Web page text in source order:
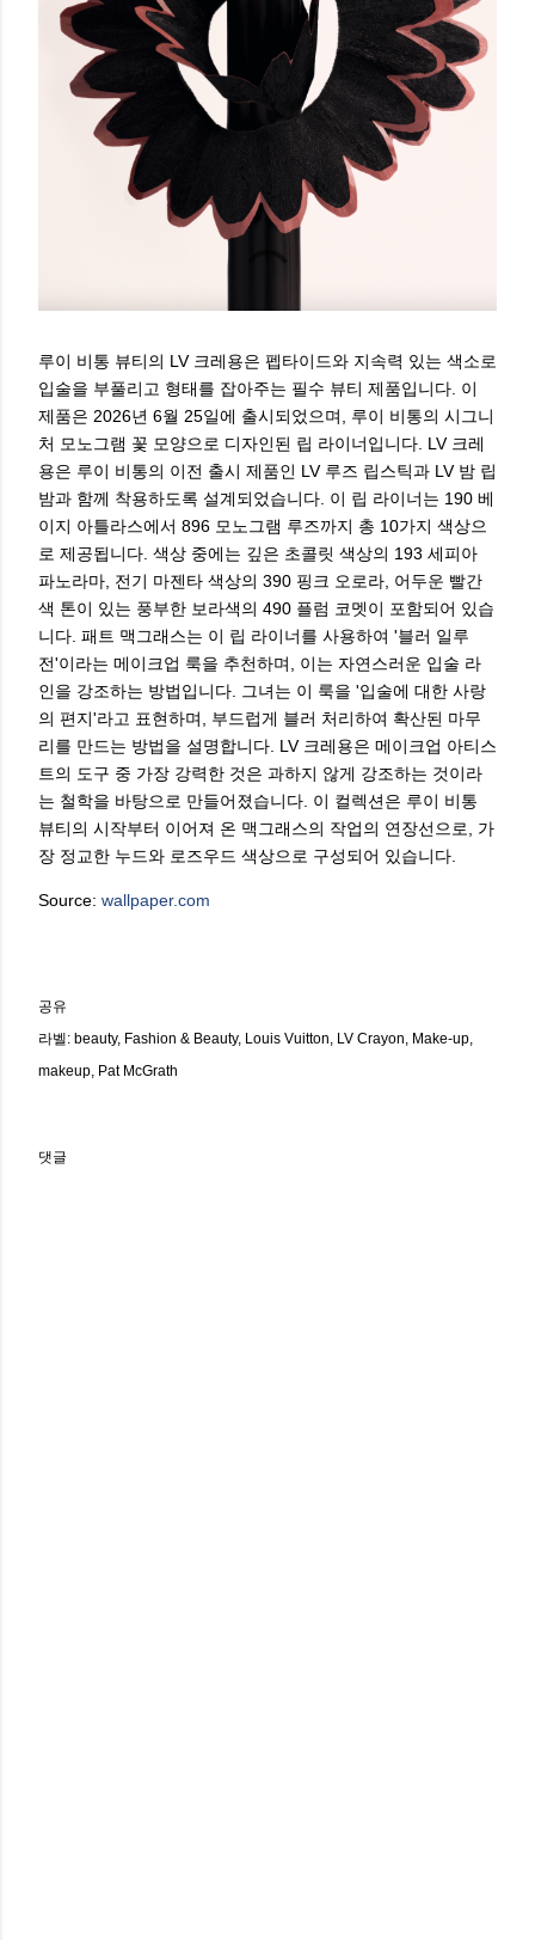
루이 비통 뷰티의 LV 크레용은 펩타이드와 지속력 있는 색소로
입술을 부풀리고 형태를 잡아주는 필수 뷰티 제품입니다. 이
제품은 2026년 6월 25일에 출시되었으며, 루이 비통의 시그니
처 모노그램 꽃 모양으로 디자인된 립 라이너입니다. LV 크레
용은 루이 비통의 이전 출시 제품인 LV 루즈 립스틱과 LV 밤 립
밤과 함께 착용하도록 설계되었습니다. 이 립 라이너는 190 베
이지 아틀라스에서 896 모노그램 루즈까지 총 10가지 색상으
로 제공됩니다. 색상 중에는 깊은 초콜릿 색상의 193 세피아
파노라마, 전기 마젠타 색상의 390 핑크 오로라, 어두운 빨간
색 톤이 있는 풍부한 보라색의 490 플럼 코멧이 포함되어 있습
니다. 패트 맥그래스는 이 립 라이너를 사용하여 '블러 일루
전'이라는 메이크업 룩을 추천하며, 이는 자연스러운 입술 라
인을 강조하는 방법입니다. 그녀는 이 룩을 '입술에 대한 사랑
의 편지'라고 표현하며, 부드럽게 블러 처리하여 확산된 마무
리를 만드는 방법을 설명합니다. LV 크레용은 메이크업 아티스
트의 도구 중 가장 강력한 것은 과하지 않게 강조하는 것이라
는 철학을 바탕으로 만들어졌습니다. 이 컬렉션은 루이 비통
뷰티의 시작부터 이어져 온 맥그래스의 작업의 연장선으로, 가
장 정교한 누드와 로즈우드 색상으로 구성되어 있습니다.
Source: wallpaper.com
공유
라벨: beauty Fashion & Beauty Louis Vuitton LV Crayon
Make-up
makeup Pat McGrath
댓글